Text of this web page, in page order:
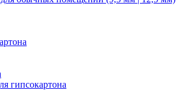
гипсокартона